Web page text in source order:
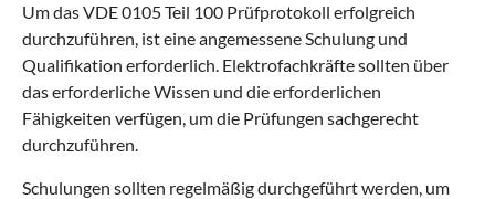
Um das VDE 0105 Teil 100 Prüfprotokoll erfolgreich
durchzuführen, ist eine angemessene Schulung und
Qualifikation erforderlich. Elektrofachkräfte sollten über
das erforderliche Wissen und die erforderlichen
Fähigkeiten verfügen, um die Prüfungen sachgerecht
durchzuführen.
Schulungen sollten regelmäßig durchgeführt werden, um